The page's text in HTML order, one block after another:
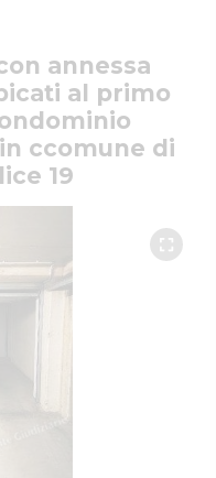
annessa
al primo
ccomune di
19